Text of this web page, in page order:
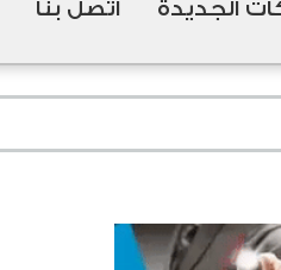
الجديدة اتصل بنا